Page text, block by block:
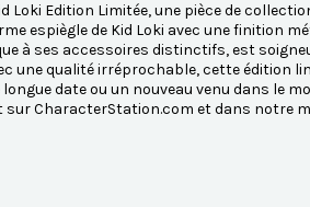
Loki Edition Limitée, une pièce de
espiègle de Kid Loki avec une finition
à ses accessoires distinctifs, est
une qualité irréprochable, cette édition
date ou un nouveau venu dans le
CharacterStation.com et dans notre